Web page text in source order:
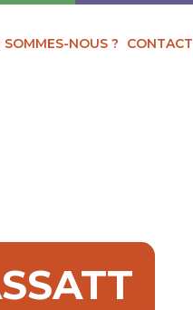
SOMMES-NOUS ? CONTACT